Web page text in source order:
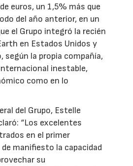
euros, un 1,5% más que
del año anterior, en un
el Grupo integró la recién
en Estados Unidos y
según la propia compañía,
inestable,
como en lo
del Grupo, Estelle
“Los excelentes
en el primer
manifiesto la capacidad
su